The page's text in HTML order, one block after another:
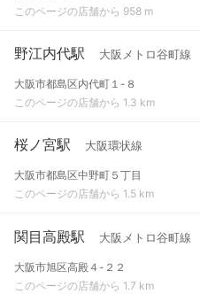
このページの店舗から 958 m
野江内代駅 大阪メトロ谷町線
大阪市都島区内代町１-８
このページの店舗から 1.3 km
桜ノ宮駅 大阪環状線
大阪市都島区中野町５丁目
このページの店舗から 1.5 km
関目高殿駅 大阪メトロ谷町線
大阪市旭区高殿４-２２
このページの店舗から 1.7 km